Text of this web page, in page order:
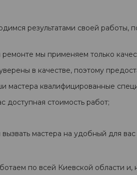
результатами своей работы,
ремонте мы применяем только
в качестве, поэтому
мастера квалифицированные
доступная стоимость работ;
мастера на удобный для
по всей Киевской области